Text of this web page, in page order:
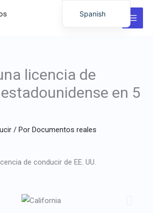
licencia de
en 5
/ Por Documentos reales
Spanish
Dutch
Latvian
Portuguese
Romanian